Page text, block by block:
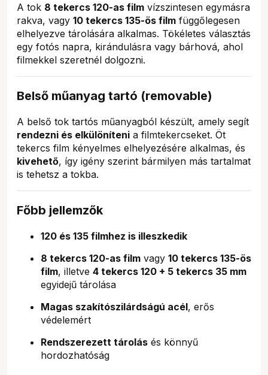
A tok 8 tekercs 120-as film vízszintesen egymásra
rakva, vagy 10 tekercs 135-ös film függőlegesen
elhelyezve tárolására alkalmas. Tökéletes választás
egy fotós napra, kirándulásra vagy bárhová, ahol
filmekkel szeretnél dolgozni.
Belső műanyag tartó (removable)
A belső tok tartós műanyagból készült, amely segít
rendezni és elkülöníteni a filmtekercseket. Öt
tekercs film kényelmes elhelyezésére alkalmas, és
kivehető, így igény szerint bármilyen más tartalmat
is tehetsz a tokba.
Főbb jellemzők
120 és 135 filmhez is illeszkedik
8 tekercs 120-as film vagy 10 tekercs 135-ös
film, illetve 4 tekercs 120 + 5 tekercs 35 mm
egyidejű tárolása
Magas szakítószilárdságú acél, erős
védelemért
Rendszerezett tárolás és könnyű
hordozhatóság